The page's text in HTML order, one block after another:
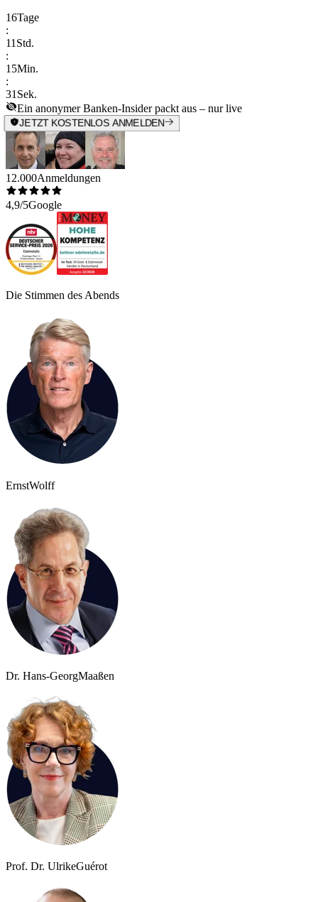
16Tage
:
11 Std.
:
15Min.
:
31 Sek.
Ein anonymer Banken-Insider packt aus – nur live
JETZT KOSTENLOS ANMELDEN
12.000Anmeldungen
4,9/5Google
Die Stimmen des Abends
ErnstWolff
Dr. Hans-GeorgMaaßen
Prof. Dr. UlrikeGuérot